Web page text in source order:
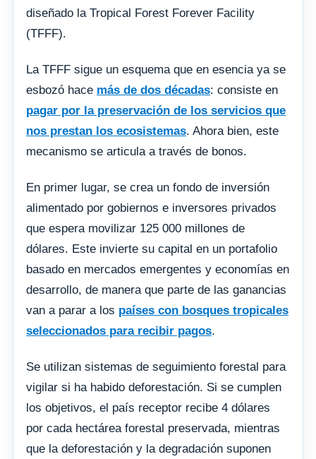
diseñado la Tropical Forest Forever Facility
(TFFF).
La TFFF sigue un esquema que en esencia ya se
esbozó hace más de dos décadas: consiste en
pagar por la preservación de los servicios que
nos prestan los ecosistemas. Ahora bien, este
mecanismo se articula a través de bonos.
En primer lugar, se crea un fondo de inversión
alimentado por gobiernos e inversores privados
que espera movilizar 125 000 millones de
dólares. Este invierte su capital en un portafolio
basado en mercados emergentes y economías en
desarrollo, de manera que parte de las ganancias
van a parar a los países con bosques tropicales
seleccionados para recibir pagos.
Se utilizan sistemas de seguimiento forestal para
vigilar si ha habido deforestación. Si se cumplen
los objetivos, el país receptor recibe 4 dólares
por cada hectárea forestal preservada, mientras
que la deforestación y la degradación suponen